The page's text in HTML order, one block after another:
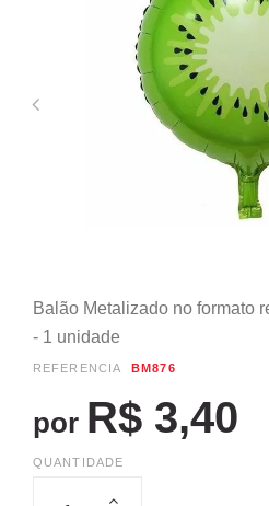
Balão Metalizado no formato
- 1 unidade
REFERÊNCIA BM876
por R$ 3,40
QUANTIDADE